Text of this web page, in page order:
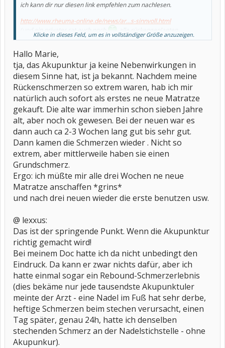
ich kann dir nur diesen link empfehlen zum nachlesen.
http://www.rheuma-online.de/news/ar...s-sinnvoll.html
sollten sich alle 5 jahre eine neue matratze zulegen.
lieben gruss marie
Klicke in dieses Feld, um es in vollständiger Größe anzuzeigen.
Hallo Marie,
tja, das Akupunktur ja keine Nebenwirkungen in
diesem Sinne hat, ist ja bekannt. Nachdem meine
Rückenschmerzen so extrem waren, hab ich mir
natürlich auch sofort als erstes ne neue Matratze
gekauft. Die alte war immerhin schon sieben Jahre
alt, aber noch ok gewesen. Bei der neuen war es
dann auch ca 2-3 Wochen lang gut bis sehr gut.
Dann kamen die Schmerzen wieder . Nicht so
extrem, aber mittlerweile haben sie einen
Grundschmerz.
Ergo: ich müßte mir alle drei Wochen ne neue
Matratze anschaffen *grins*
und nach drei neuen wieder die erste benutzen usw.
@ lexxus:
Das ist der springende Punkt. Wenn die Akupunktur
richtig gemacht wird!
Bei meinem Doc hatte ich da nicht unbedingt den
Eindruck. Da kann er zwar nichts dafür, aber ich
hatte einmal sogar ein Rebound-Schmerzerlebnis
(dies bekäme nur jede tausendste Akupunktuler
meinte der Arzt - eine Nadel im Fuß hat sehr derbe,
heftige Schmerzen beim stechen verursacht, einen
Tag später, genau 24h, hatte ich denselben
stechenden Schmerz an der Nadelstichstelle - ohne
Akupunkur).